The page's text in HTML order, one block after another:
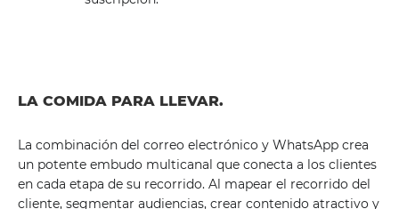
LA COMIDA PARA LLEVAR.
La combinación del correo electrónico y WhatsApp crea
un potente embudo multicanal que conecta a los clientes
en cada etapa de su recorrido. Al mapear el recorrido del
cliente, segmentar audiencias, crear contenido atractivo y